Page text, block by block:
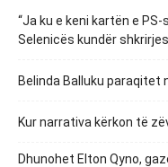
“Ja ku e keni kartën e
Selenicës kundër
Belinda Balluku paraqitet
Kur narrativa kërkon të
Dhunohet Elton Qyno,